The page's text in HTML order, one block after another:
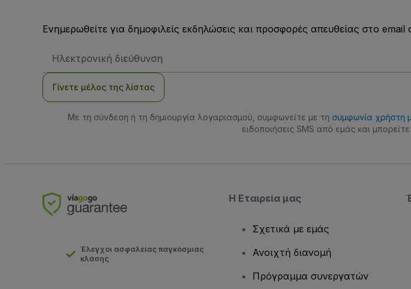
Ενημερωθείτε για δημοφιλείς εκδηλώσεις και προσφορές απευθείας στο email
Email
Γίνετε μέλος της λίστας
Με τη σύνδεση ή τη δημιουργία λογαριασμού, συμφωνείτε με τη συμφωνία χρήστη
ειδοποιήσεις SMS από εμάς και
Έλεγχοι ασφαλείας παγκόσμιας
κλάσης
Η Εταιρεία μας
Σχετικά με εμάς
Ανοιχτή διανομή
Πρόγραμμα συνεργατών